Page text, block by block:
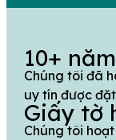
10+
Chúng tôi đã
uy tín được
Giấy tờ
Chúng tôi